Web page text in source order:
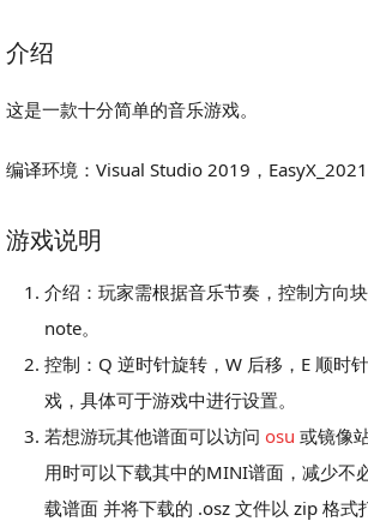
介绍
这是一款十分简单的音乐游戏。
编译环境：Visual Studio 2019，
游戏说明
介绍：玩家需根据音乐节奏，控制方向
note。
控制：Q 逆时针旋转，W 后移，E 顺时
戏，具体可于游戏中进行设置。
若想游玩其他谱面可以访问 osu 或镜像
用时可以下载其中的MINI谱面，减少不
载谱面 并将下载的 .osz 文件以 zip 格式